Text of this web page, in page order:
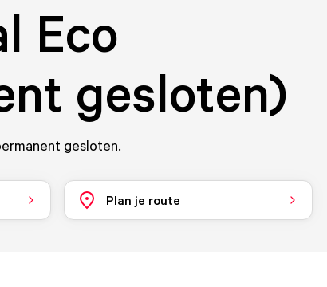
Eco
gesloten)
gesloten.
Plan je route